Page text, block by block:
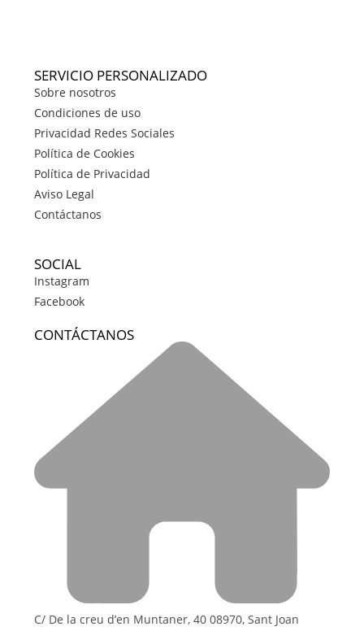
SERVICIO PERSONALIZADO
Sobre nosotros
Condiciones de uso
Privacidad Redes Sociales
Política de Cookies
Política de Privacidad
Aviso Legal
Contáctanos
SOCIAL
Instagram
Facebook
CONTÁCTANOS
C/ De la creu d’en Muntaner, 40 08970, Sant Joan